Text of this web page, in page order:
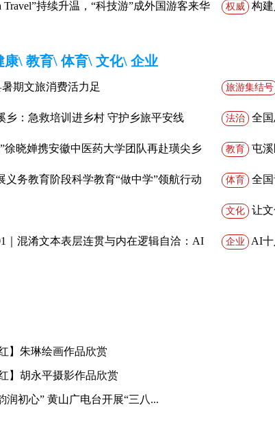
Travel”持续升温，“科技游”成外国游客来华 权威 构
政》第一
康\ 教育\ 体育\ 文化\ 企业
期文旅消费活力足 旅游集结号
游”模式
乡：急救培训进乡村 守护乡旅平安线 法治 全
徐晓婵携安徽中医药大学团队再赴璜尖乡 教育 屯
航暖夕阳
义务教育阶段科学教育“做中学”领航行动 体育 全
文化 让
｜混淆文本表层连贯与内在逻辑自洽：AI 企业 AI
】朱琳绘画作品欣赏
】胡永平摄影作品欣赏
润初心” 黄山广电台开展“三八...